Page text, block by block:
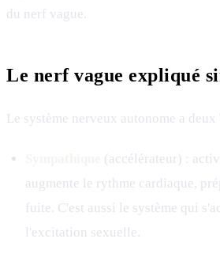
du nerf vague.
Le nerf vague expliqué
Le système nerveux autonome a deux
(accélérateur) :
augmente le rythme cardiaque,
fuite. C'est aussi le système qui
l'excitation sexuelle.